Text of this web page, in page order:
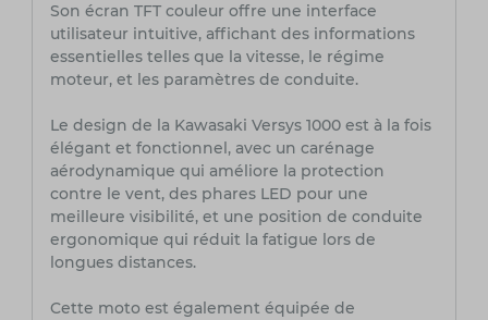
Son écran TFT couleur offre une interface
utilisateur intuitive, affichant des informations
essentielles telles que la vitesse, le régime
moteur, et les paramètres de conduite.
Le design de la Kawasaki Versys 1000 est à la fois
élégant et fonctionnel, avec un carénage
aérodynamique qui améliore la protection
contre le vent, des phares LED pour une
meilleure visibilité, et une position de conduite
ergonomique qui réduit la fatigue lors de
longues distances.
Cette moto est également équipée de